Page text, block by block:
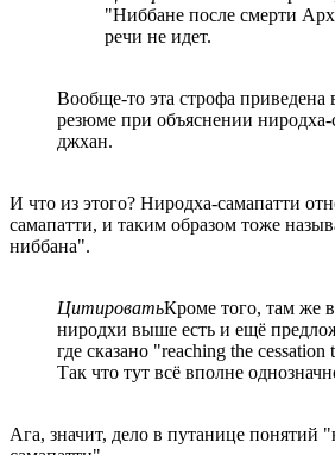
"Ниббане после смерти
речи не идет.
Вообще-то эта строфа приведена
резюме при объяснении ниродха-
джхан.
И что из этого? Ниродха-самапатти
самапатти, и таким образом тоже
ниббана".
ЦитироватьКроме того, там же
ниродхи выше есть и ещё
где сказано "reaching the cessation
Так что тут всё вполне
Ага, значит, дело в путанице понятий